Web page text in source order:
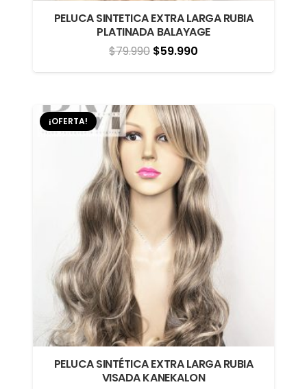
PELUCA SINTETICA EXTRA LARGA RUBIA
PLATINADA BALAYAGE
$79.990 El
precio
era:
$79.990.
$59.990
precio
es:
$59.990.
¡OFERTA!
PELUCA SINTÉTICA EXTRA LARGA RUBIA
VISADA KANEKALON